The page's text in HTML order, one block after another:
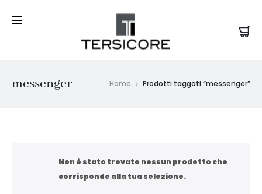
messenger Home Prodotti taggati “messenger”
Non è stato trovato nessun prodotto che
corrisponde alla tua selezione.